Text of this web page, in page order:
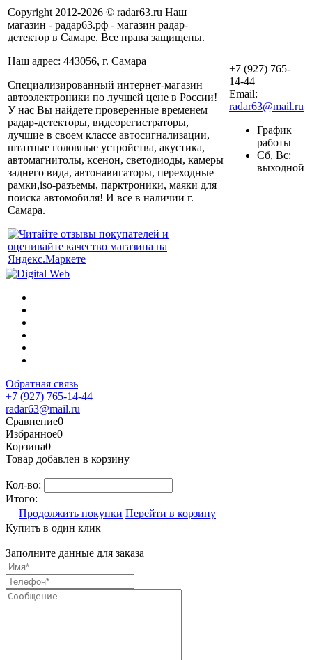
Copyright 2012-2026 © radar63.ru Наш
магазин - радар63.рф - магазин радар-
детектор в Самаре. Все права защищены.
Наш адрес: 443056, г. Самара
Специализированный интернет-магазин
автоэлектроники по лучшей цене в России!
У нас Вы найдете проверенные временем
радар-детекторы, видеорегистраторы,
лучшие в своем классе автосигнализации,
штатные головные устройства, акустика,
автомагнитолы, ксенон, светодиоды, камеры
заднего вида, автонавигаторы, переходные
рамки,iso-разъемы, парктроники, маяки для
поиска автомобиля! И все в наличии г.
Самара.
+7 (927) 765-
14-44
Email:
radar63@mail.ru
График
работы
Сб, Вс:
выходной
Обратная связь
+7 (927) 765-14-44
radar63@mail.ru
Сравнение0
Избранное0
Корзина0
Товар добавлен в корзину
Кол-во:
Итого:
Продолжить покупки Перейти в корзину
Купить в один клик
Заполните данные для заказа